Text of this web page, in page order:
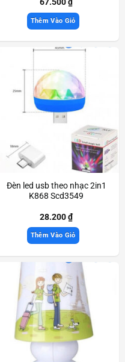
Thêm Vào Giỏ
Đèn led usb theo nhạc 2in1
K868 Scd3549
28.200₫
Thêm Vào Giỏ